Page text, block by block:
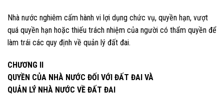
Nhà nước nghiêm cấm hành vi lợi dụng chức vụ, quyền hạn, vượt
quá quyền hạn hoặc thiếu trách nhiệm của người có thẩm quyền để
làm trái các quy định về quản lý đất đai.
CHƯƠNG II
QUYỀN CỦA NHÀ NƯỚC ĐỐI VỚI ĐẤT ĐAI VÀ
QUẢN LÝ NHÀ NƯỚC VỀ ĐẤT ĐAI